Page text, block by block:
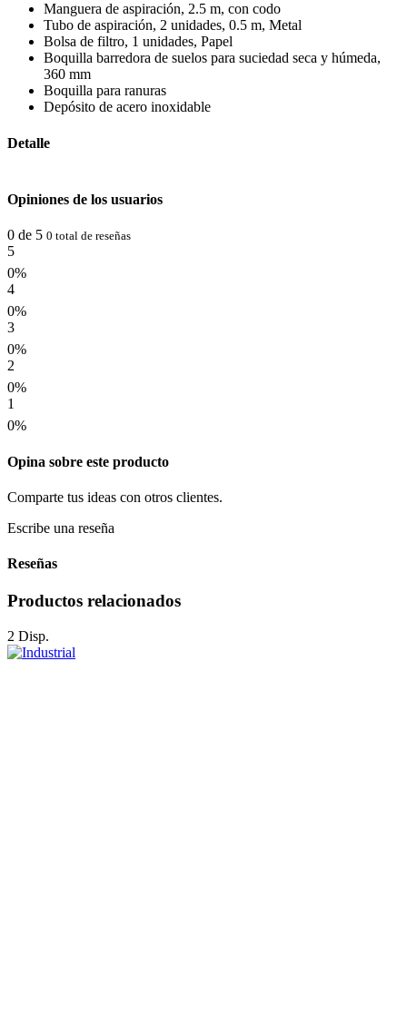
Manguera de aspiración, 2.5 m, con codo
Tubo de aspiración, 2 unidades, 0.5 m, Metal
Bolsa de filtro, 1 unidades, Papel
Boquilla barredora de suelos para suciedad seca y húmeda,
360 mm
Boquilla para ranuras
Depósito de acero inoxidable
Detalle
Opiniones de los usuarios
0 de 5 0 total de reseñas
5
0%
4
0%
3
0%
2
0%
1
0%
Opina sobre este producto
Comparte tus ideas con otros clientes.
Escribe una reseña
Reseñas
Productos relacionados
2 Disp.